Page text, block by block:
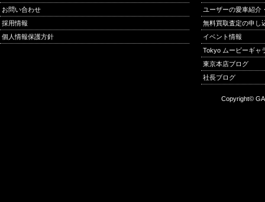
お問い合わせ
採用情報
個人情報保護方針
ユーザーの愛車紹介
無料買取査定の申し
イベント情報
Tokyo ムービーギャ
東京本店ブログ
社長ブログ
Copyright©